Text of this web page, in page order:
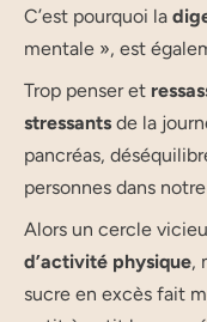
C’est pourquoi la
mentale », est
Trop penser et
stressants de la
pancréas,
personnes dans
Alors un cercle
d’activité physique,
sucre en excès fait